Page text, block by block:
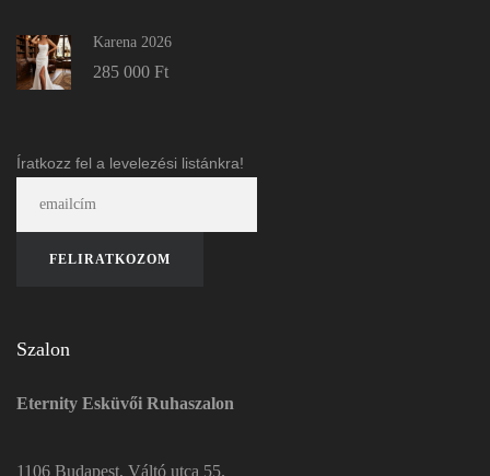
Karena 2026
285 000 Ft
Íratkozz fel a levelezési listánkra!
Szalon
Eternity Esküvői Ruhaszalon
1106 Budapest, Váltó utca 55.